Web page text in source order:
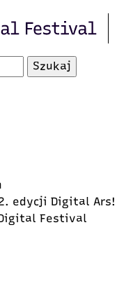
edycji Digital Ars!
Festival